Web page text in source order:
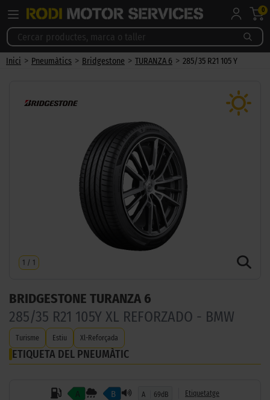
0
Inici > Pneumàtics > Bridgestone > TURANZA 6 > 285/35 R21 105 Y
1 / 1
BRIDGESTONE TURANZA 6
285/35 R21 105Y XL REFORZADO - BMW
Turisme Estiu Xl-Reforçada
ETIQUETA DEL PNEUMÀTIC
A B A 69dB Etiquetatge